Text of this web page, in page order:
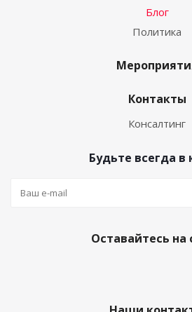
Блог
Политика
Контакты
Консалтинг
Будьте всегда в
Оставайтесь на